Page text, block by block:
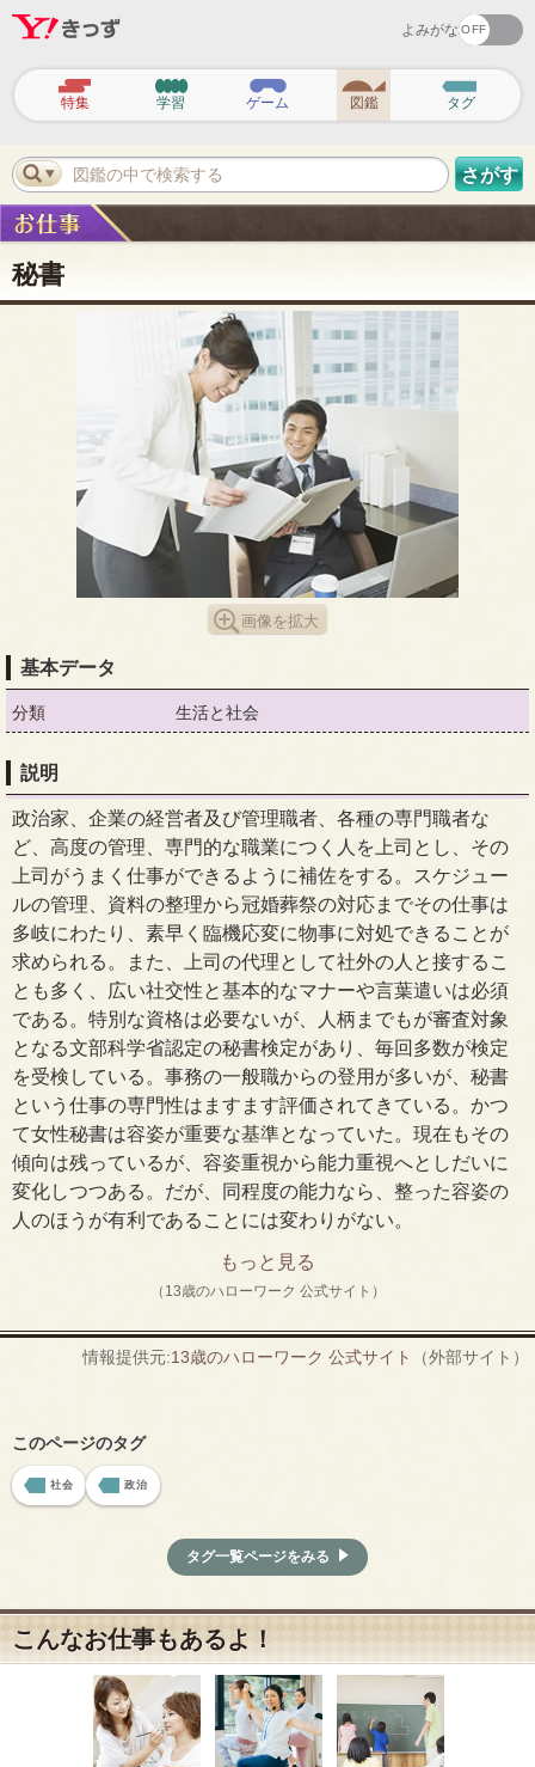
よみがな
ビ
ゲ
ー
シ
ョ
ン
特集 学習 ゲーム 図鑑 タグ
図鑑の中で検索する さがす
秘書
画像を拡大
基本データ
分類 生活と社会
説明
政治家、企業の経営者及び管理職者、各種の専門職者な
ど、高度の管理、専門的な職業につく人を上司とし、その
上司がうまく仕事ができるように補佐をする。スケジュー
ルの管理、資料の整理から冠婚葬祭の対応までその仕事は
多岐にわたり、素早く臨機応変に物事に対処できることが
求められる。また、上司の代理として社外の人と接するこ
とも多く、広い社交性と基本的なマナーや言葉遣いは必須
である。特別な資格は必要ないが、人柄までもが審査対象
となる文部科学省認定の秘書検定があり、毎回多数が検定
を受検している。事務の一般職からの登用が多いが、秘書
という仕事の専門性はますます評価されてきている。かつ
て女性秘書は容姿が重要な基準となっていた。現在もその
傾向は残っているが、容姿重視から能力重視へとしだいに
変化しつつある。だが、同程度の能力なら、整った容姿の
人のほうが有利であることには変わりがない。
もっと見る
（13歳のハローワーク 公式サイト）
情報提供元:13歳のハローワーク 公式サイト （外部サイト）
このページのタグ
社会 政治
タグ一覧ページをみる
こんなお仕事もあるよ！